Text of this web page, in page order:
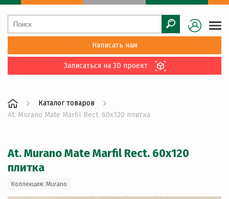
Написать нам
Записаться на 3D проект
Каталог товаров
At. Murano Mate Marfil Rect. 60x120 плитка
At. Murano Mate Marfil Rect. 60x120
плитка
Коллекция: Murano